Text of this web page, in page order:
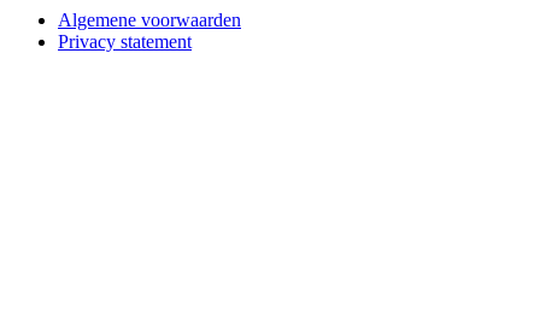
Algemene voorwaarden
Privacy statement